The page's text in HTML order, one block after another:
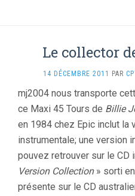
Le collector
14 DÉCEMBRE 2011 PAR
mj2004 nous transporte
ce Maxi 45 Tours de Billie
en 1984 chez Epic inclut la
instrumentale; une version
pouvez retrouver sur le CD
Version Collection» sorti
présente sur le CD